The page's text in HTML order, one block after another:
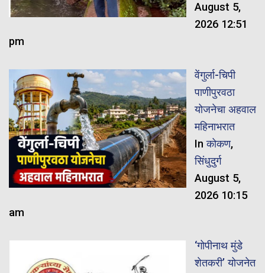
August 5,
2026 12:51
pm
वेंगुर्ला-चिपी
पाणीपुरवठा
योजनेचा अहवाल
महिनाभरात
Inकोकण,
सिंधुदुर्ग
August 5,
2026 10:15
am
‘गोपीनाथ मुंडे
शेतकरी’ योजनेत